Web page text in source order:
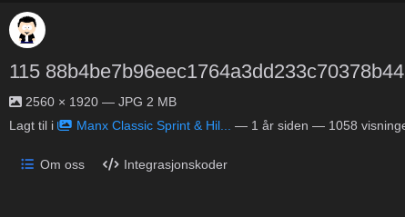
115
2560 × 1920 — JPG 2 MB
Lagt til i
Manx Classic Sprint & Hil... — 1 år siden — 1058
Om oss Integrasjonskoder